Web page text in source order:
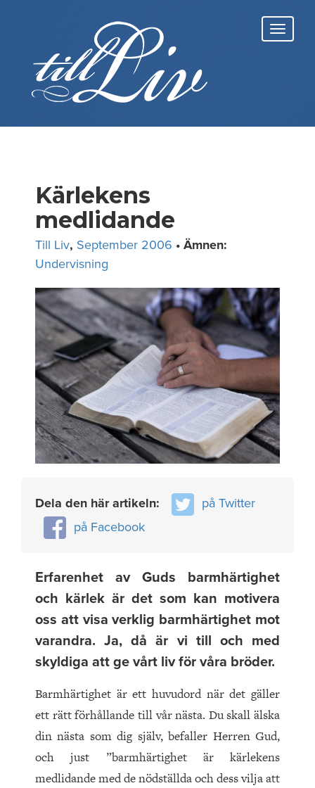
Kärlekens
medlidande
Till Liv, September 2006 • Ämnen:
Undervisning
Dela den här artikeln:
på Twitter
på Facebook
Erfarenhet av Guds barmhärtighet
och kärlek är det som kan motivera
oss att visa verklig barmhärtighet mot
varandra. Ja, då är vi till och med
skyldiga att ge vårt liv för våra bröder.
Barmhärtighet är ett huvudord när det gäller
ett rätt förhållande till vår nästa. Du skall älska
din nästa som dig själv, befaller Herren Gud,
och just ”barmhärtighet är kärlekens
medlidande med de nödställda och dess vilja att